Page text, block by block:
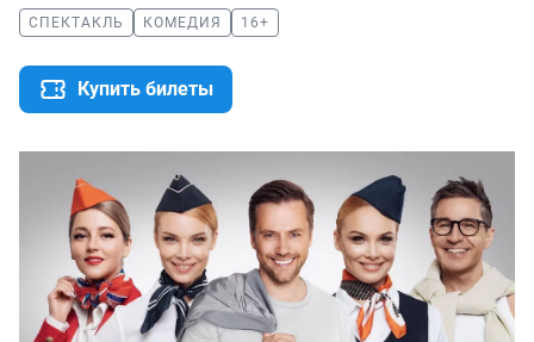
СПЕКТАКЛЬ КОМЕДИЯ 16+
Купить билеты